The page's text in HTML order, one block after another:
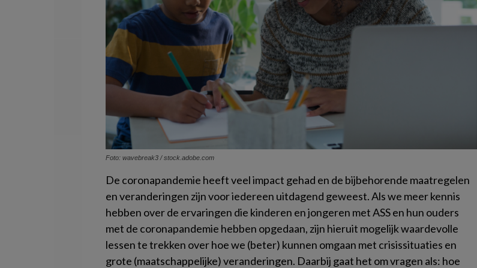
Foto: wavebreak3 / stock.adobe.com
De coronapandemie heeft veel impact gehad en de bijbehorende maatregelen
en veranderingen zijn voor iedereen uitdagend geweest. Als we meer kennis
hebben over de ervaringen die kinderen en jongeren met ASS en hun ouders
met de coronapandemie hebben opgedaan, zijn hieruit mogelijk waardevolle
lessen te trekken over hoe we (beter) kunnen omgaan met crisissituaties en
grote (maatschappelijke) veranderingen. Daarbij gaat het om vragen als: hoe